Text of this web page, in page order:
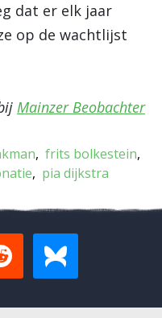
dat er elk jaar
op de wachtlijst
Mainzer Beobachter
frits bolkestein
pia dijkstra